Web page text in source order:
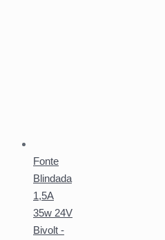
Fonte
Blindada
1,5A
35w 24V
Bivolt -